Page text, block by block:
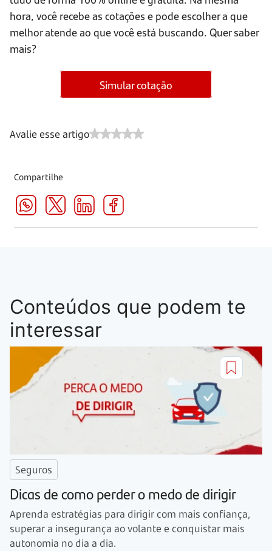
hora, você recebe as cotações e pode escolher a que
melhor atende ao que você está buscando. Quer saber
mais?
Simular cotação
Avalie esse artigo
Compartilhe
Conteúdos que podem te
interessar
Seguros
Dicas de como perder o medo de dirigir
Aprenda estratégias para dirigir com mais confiança,
superar a insegurança ao volante e conquistar mais
autonomia no dia a dia.